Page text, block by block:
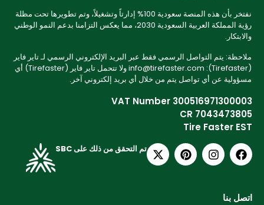
نفتخر بأن هذه المنصة سعودية 100% إدارتاً وتشغيلاً، وتم تطويرها تحت مظلة
رؤية المملكة العربية السعودية 2030، مما يعكس التزامنا بدعم النمو الوطني
والابتكار.
ملاحظة: يتم التواصل الرسمي فقط عبر البريد الإلكتروني الرسمي لـ تاير فاير
(Tirefaster): info@tirefaster.com ولا تتحمل تاير فاير (Tirefaster) أي
مسؤولية عن أي تواصل يتم من خلال أي بريد إلكتروني آخر.
VAT Number 300516971300003
CR 7043473805
Tire Faster EST
تم التحقق من ذلك على SBC
اتصل بنا